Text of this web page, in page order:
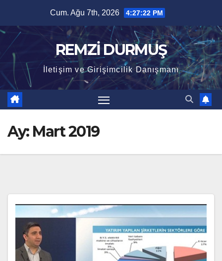
content
Cum. Ağu 7th, 2026 4:27:23 PM
REMZİ DURMUŞ
İletişim ve Girişimcilik Danışmanı
Ay: Mart 2019